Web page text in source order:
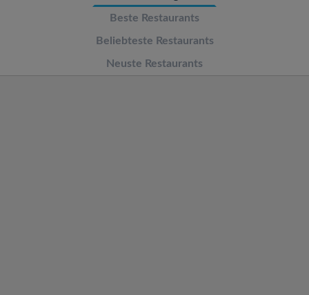
Beste Restaurants
Beliebteste Restaurants
Neuste Restaurants